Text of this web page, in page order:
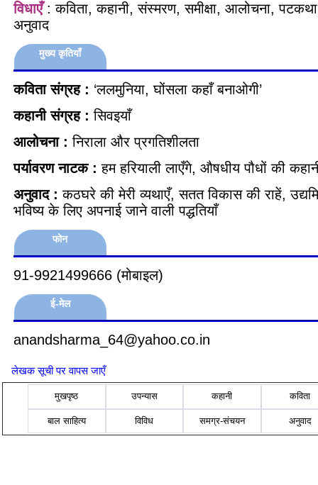
विधाएँ: कविता, कहानी, संस्मरण, समीक्षा, आलोचना,
अनुवाद
मुख्य कृतियाँ
कविता संग्रह : ‘ललमुनिया, घोंसला कहाँ बनाओगी’
कहानी संग्रह : सिवइयाँ
आलोचना :निराला और प्रगतिशीलता
पर्यावरण नाटक : हम हरियाली लाएँगे, औषधीय पौधों की
अनुवाद : कठघरे की मेरी व्यथाएँ, सतत विकास की राहें,
भविष्य के लिए अपनाई जाने वाली पद्धतियाँ
फोन
91-9921499666 (मोबाइल)
ई-मेल
anandsharma_64@yahoo.co.in
लेखक सूची पर वापस जाएँ
मुखपृष्ठ उपन्यास कहानी कविता
बाल साहित्य विविध समग्र-संचयन अनुवाद